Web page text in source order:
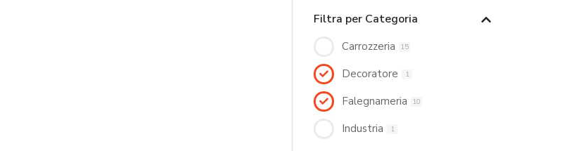
Filtra per Categoria
Carrozzeria 15
Decoratore 1
Falegnameria 10
Industria 1